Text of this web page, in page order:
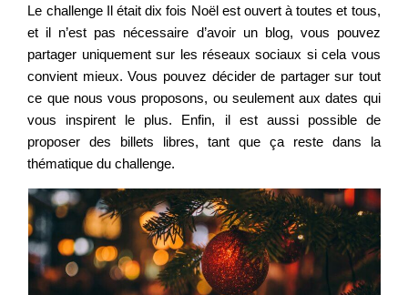
Le challenge Il était dix fois Noël est ouvert à toutes et tous,
et il n’est pas nécessaire d’avoir un blog, vous pouvez
partager uniquement sur les réseaux sociaux si cela vous
convient mieux. Vous pouvez décider de partager sur tout
ce que nous vous proposons, ou seulement aux dates qui
vous inspirent le plus. Enfin, il est aussi possible de
proposer des billets libres, tant que ça reste dans la
thématique du challenge.